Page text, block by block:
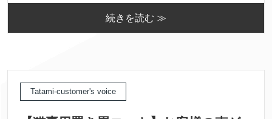
続きを読む ≫
Tatami-customer's voice